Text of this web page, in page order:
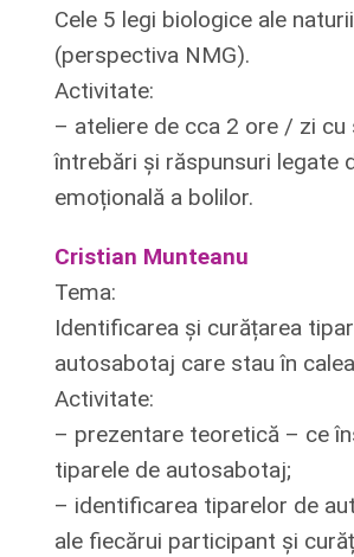
Cele 5 legi biologice ale naturii
(perspectiva NMG).
Activitate:
– ateliere de cca 2 ore / zi cu
întrebări și răspunsuri legate
emoțională a bolilor.
Cristian Munteanu
Tema:
Identificarea și curățarea
autosabotaj care stau în
Activitate:
– prezentare teoretică – ce
tiparele de autosabotaj;
– identificarea tiparelor de
ale fiecărui participant și